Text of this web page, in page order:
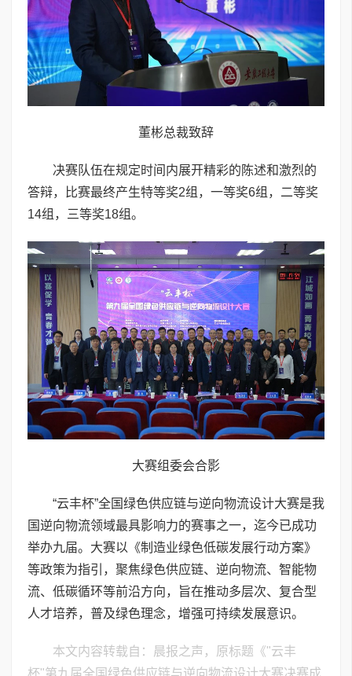
董彬总裁致辞
决赛队伍在规定时间内展开精彩的陈述和激烈的
答辩，比赛最终产生特等奖2组，一等奖6组，二等奖
14组，三等奖18组。
大赛组委会合影
“云丰杯”全国绿色供应链与逆向物流设计大赛是我
国逆向物流领域最具影响力的赛事之一，迄今已成功
举办九届。大赛以《制造业绿色低碳发展行动方案》
等政策为指引，聚焦绿色供应链、逆向物流、智能物
流、低碳循环等前沿方向，旨在推动多层次、复合型
人才培养，普及绿色理念，增强可持续发展意识。
本文内容转载自：晨报之声，原标题《"云丰
杯"第九届全国绿色供应链与逆向物流设计大赛决赛成